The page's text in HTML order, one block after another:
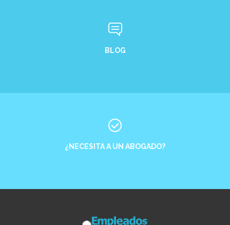
BLOG
¿NECESITA A UN ABOGADO?